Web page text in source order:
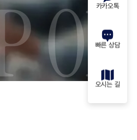
카카오톡
빠른 상담
오시는 길